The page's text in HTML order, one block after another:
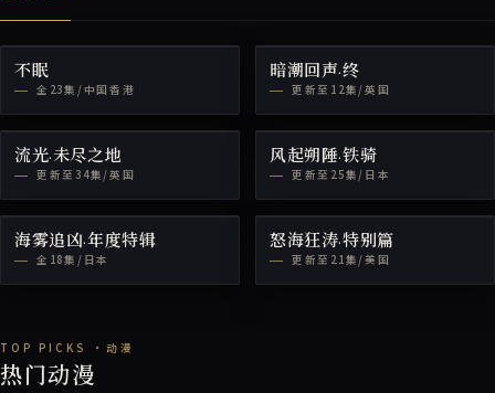
不眠
全23集/中国香港
暗潮回声·终
更新至12集/英国
流光·未尽之地
更新至34集/英国
风起朔陲·铁骑
更新至25集/日本
海雾追凶·年度特辑
全18集/日本
怒海狂涛·特别篇
更新至21集/美国
热门动漫